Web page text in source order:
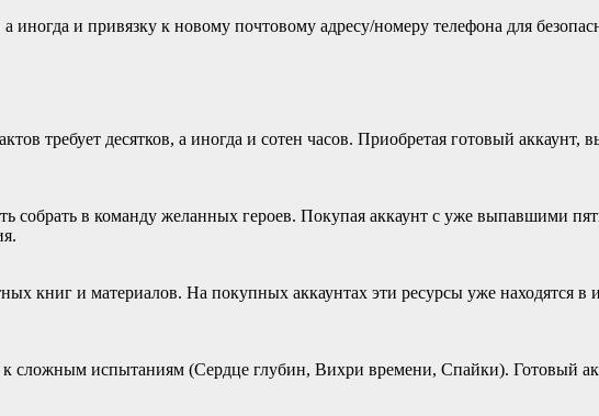
иногда и привязку к новому почтовому адресу/номеру телефона для
требует десятков, а иногда и сотен часов. Приобретая готовый аккаунт,
в команду желанных героев. Покупая аккаунт с уже выпавшими
книг и материалов. На покупных аккаунтах эти ресурсы уже находятся в
сложным испытаниям (Сердце глубин, Вихри времени, Спайки). Готовый